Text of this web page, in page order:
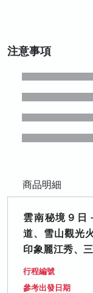
注意事項
商品明細
雲南秘境９日
道、雪山觀光
印象麗江秀、
行程編號
參考出發日期